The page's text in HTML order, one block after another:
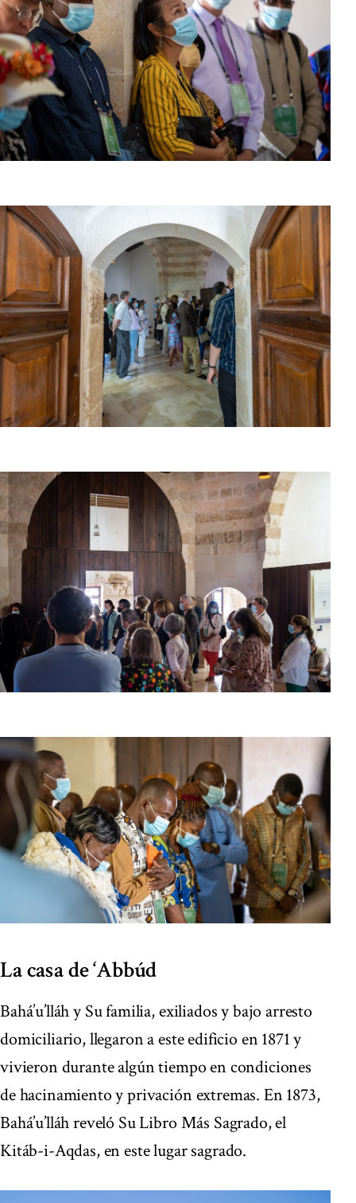
La casa de ‘Abbúd
Bahá’u’lláh y Su familia, exiliados y bajo arresto
domiciliario, llegaron a este edificio en 1871 y
vivieron durante algún tiempo en condiciones
de hacinamiento y privación extremas. En 1873,
Bahá’u’lláh reveló Su Libro Más Sagrado, el
Kitáb-i-Aqdas, en este lugar sagrado.